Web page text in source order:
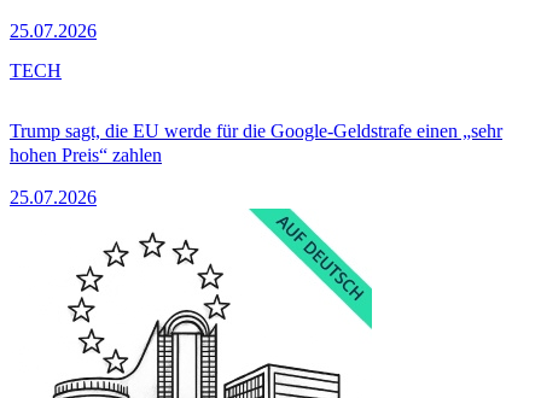
25.07.2026
Trump sagt, die EU werde für die Google-Geldstrafe einen „sehr
hohen Preis“ zahlen
25.07.2026
TECH